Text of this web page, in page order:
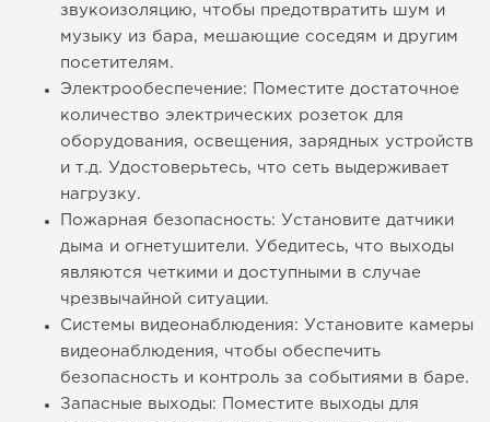
звукоизоляцию, чтобы предотвратить шум и
музыку из бара, мешающие соседям и другим
посетителям.
Электрообеспечение: Поместите достаточное
количество электрических розеток для
оборудования, освещения, зарядных устройств
и т.д. Удостоверьтесь, что сеть выдерживает
нагрузку.
Пожарная безопасность: Установите датчики
дыма и огнетушители. Убедитесь, что выходы
являются четкими и доступными в случае
чрезвычайной ситуации.
Системы видеонаблюдения: Установите камеры
видеонаблюдения, чтобы обеспечить
безопасность и контроль за событиями в баре.
Запасные выходы: Поместите выходы для